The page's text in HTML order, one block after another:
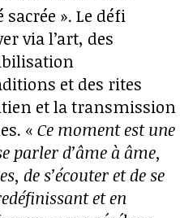
». Le défi
via l’art, des
et des rites
et la transmission
« Ce moment est une
parler d’âme à âme,
de s’écouter et de se
et en